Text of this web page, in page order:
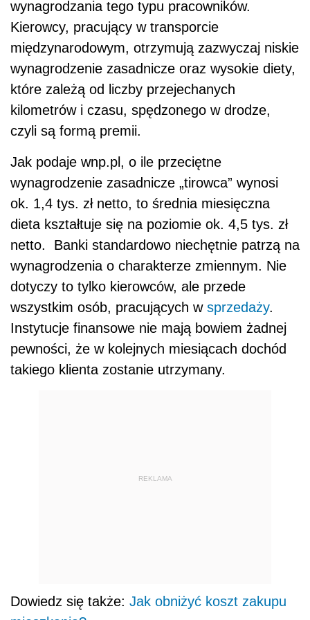
wynagrodzania tego typu pracowników.
Kierowcy, pracujący w transporcie
międzynarodowym, otrzymują zazwyczaj niskie
wynagrodzenie zasadnicze oraz wysokie diety,
które zależą od liczby przejechanych
kilometrów i czasu, spędzonego w drodze,
czyli są formą premii.
Jak podaje wnp.pl, o ile przeciętne
wynagrodzenie zasadnicze „tirowca” wynosi
ok. 1,4 tys. zł netto, to średnia miesięczna
dieta kształtuje się na poziomie ok. 4,5 tys. zł
netto. Banki standardowo niechętnie patrzą na
wynagrodzenia o charakterze zmiennym. Nie
dotyczy to tylko kierowców, ale przede
wszystkim osób, pracujących w sprzedaży.
Instytucje finansowe nie mają bowiem żadnej
pewności, że w kolejnych miesiącach dochód
takiego klienta zostanie utrzymany.
REKLAMA
Dowiedz się także: Jak obniżyć koszt zakupu